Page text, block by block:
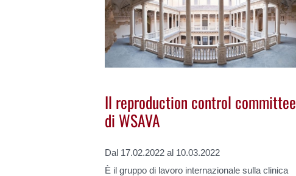
Il reproduction control committee
di WSAVA
Dal 17.02.2022 al 10.03.2022
È il gruppo di lavoro internazionale sulla clinica